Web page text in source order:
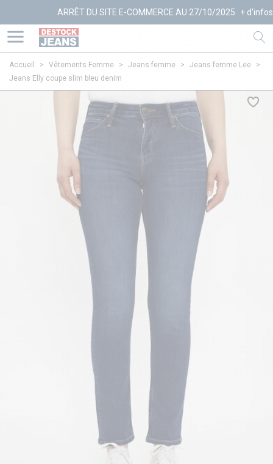
ARRÊT DU SITE E-COMMERCE AU 27/10/2025 + d'infos
Accueil > Vêtements Femme > Jeans femme > Jeans femme Lee
>
Jeans Elly coupe slim bleu denim